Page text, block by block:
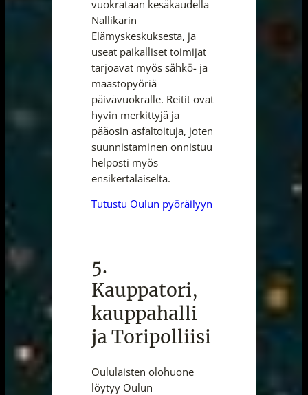
vuokrataan kesäkaudella
Nallikarin
Elämyskeskuksesta, ja
useat paikalliset toimijat
tarjoavat myös sähkö- ja
maastopyöriä
päivävuokralle. Reitit ovat
hyvin merkittyjä ja
pääosin asfaltoituja, joten
suunnistaminen onnistuu
helposti myös
ensikertalaiselta.
Tutustu Oulun pyöräilyyn
5.
Kauppatori,
kauppahalli
ja Toripolliisi
Oululaisten olohuone
löytyy Oulun